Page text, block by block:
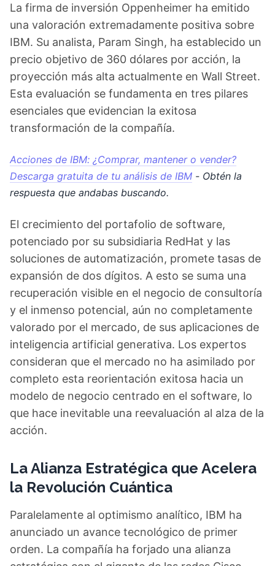
La firma de inversión Oppenheimer ha emitido
una valoración extremadamente positiva sobre
IBM. Su analista, Param Singh, ha establecido un
precio objetivo de 360 dólares por acción, la
proyección más alta actualmente en Wall Street.
Esta evaluación se fundamenta en tres pilares
esenciales que evidencian la exitosa
transformación de la compañía.
Acciones de IBM: ¿Comprar, mantener o vender?
Descarga gratuita de tu análisis de IBM - Obtén la
respuesta que andabas buscando.
El crecimiento del portafolio de software,
potenciado por su subsidiaria RedHat y las
soluciones de automatización, promete tasas de
expansión de dos dígitos. A esto se suma una
recuperación visible en el negocio de consultoría
y el inmenso potencial, aún no completamente
valorado por el mercado, de sus aplicaciones de
inteligencia artificial generativa. Los expertos
consideran que el mercado no ha asimilado por
completo esta reorientación exitosa hacia un
modelo de negocio centrado en el software, lo
que hace inevitable una reevaluación al alza de la
acción.
La Alianza Estratégica que Acelera
la Revolución Cuántica
Paralelamente al optimismo analítico, IBM ha
anunciado un avance tecnológico de primer
orden. La compañía ha forjado una alianza